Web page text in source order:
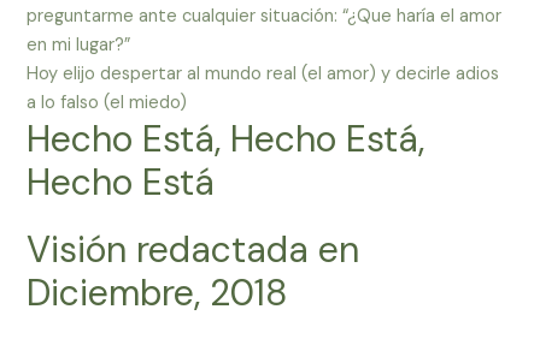
preguntarme ante cualquier situación: “¿Que haría el amor
en mi lugar?”
Hoy elijo despertar al mundo real (el amor) y decirle adios
a lo falso (el miedo)
Hecho Está, Hecho Está,
Hecho Está
Visión redactada en
Diciembre, 2018